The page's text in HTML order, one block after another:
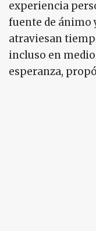
experiencia
fuente de ánimo
atraviesan
incluso en
esperanza,